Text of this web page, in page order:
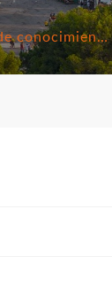
Base de conocimientos